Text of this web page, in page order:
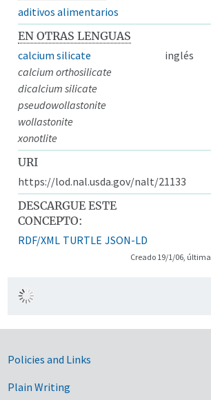
aditivos alimentarios
EN OTRAS LENGUAS
calcium silicate
inglés
calcium orthosilicate
dicalcium silicate
pseudowollastonite
wollastonite
xonotlite
URI
https://lod.nal.usda.gov/nalt/21133
DESCARGUE ESTE
CONCEPTO:
RDF/XML TURTLE JSON-LD
Creado 19/1/06,
Government Links
Policies and Links
Plain Writing